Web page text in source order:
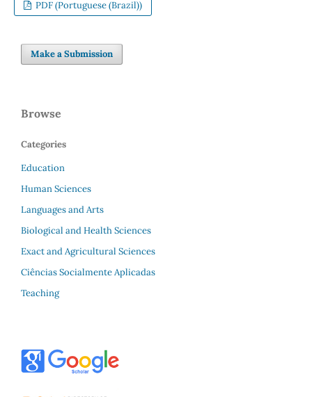
PDF (Portuguese (Brazil))
Make a Submission
Browse
Categories
Education
Human Sciences
Languages and Arts
Biological and Health Sciences
Exact and Agricultural Sciences
Ciências Socialmente Aplicadas
Teaching